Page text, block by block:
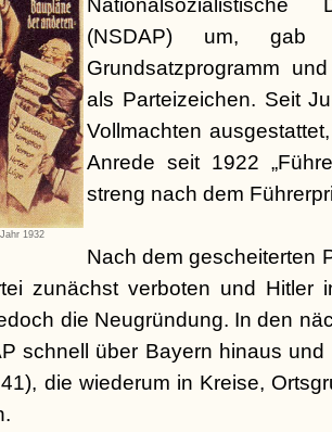
1932
Nationalsozialistische
(NSDAP) um, gab
Grundsatzprogramm
als Parteizeichen. Seit
Vollmachten
Anrede seit 1922
streng nach dem
Nach dem gescheiterten
zunächst verboten und Hitler
die Neugründung. In den
schnell über Bayern hinaus
41), die wiederum in Kreise,